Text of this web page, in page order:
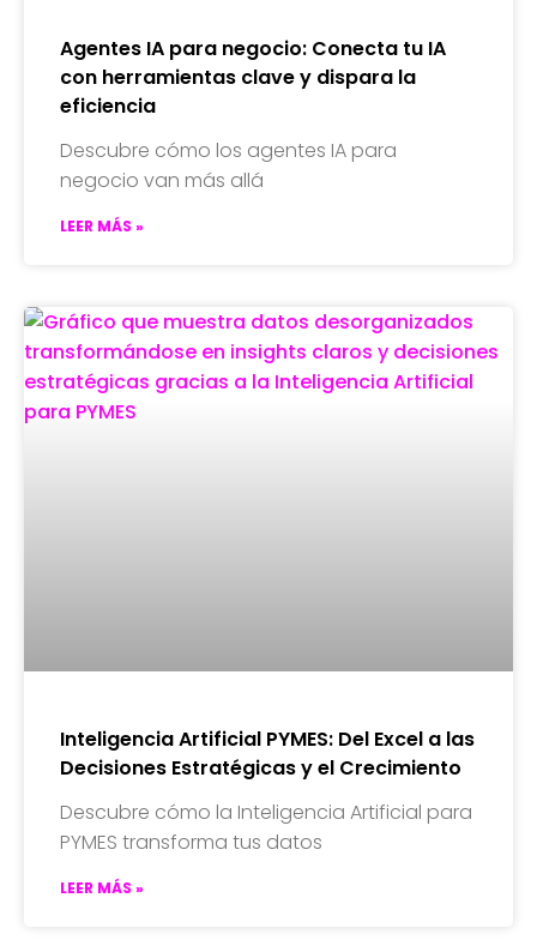
Agentes IA para negocio: Conecta tu IA
con herramientas clave y dispara la
eficiencia
Descubre cómo los agentes IA para
negocio van más allá
LEER MÁS »
Inteligencia Artificial PYMES: Del Excel a las
Decisiones Estratégicas y el Crecimiento
Descubre cómo la Inteligencia Artificial para
PYMES transforma tus datos
LEER MÁS »